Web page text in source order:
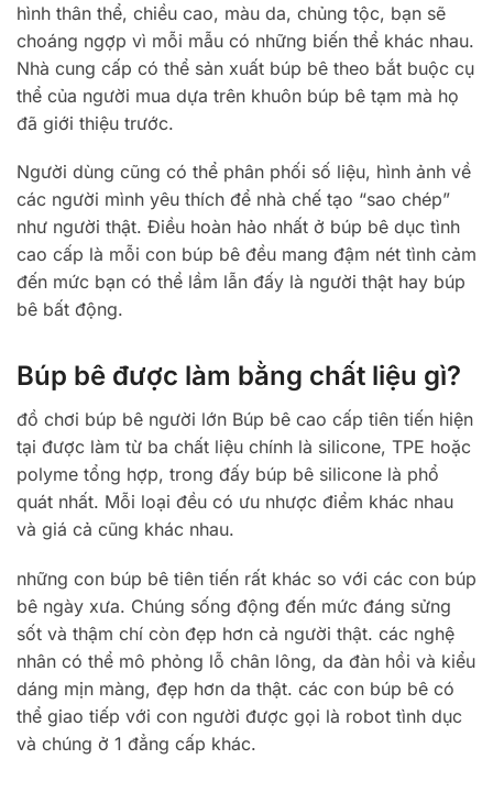
hình thân thể, chiều cao, màu da, chủng tộc, bạn sẽ
choáng ngợp vì mỗi mẫu có những biến thể khác nhau.
Nhà cung cấp có thể sản xuất búp bê theo bắt buộc cụ
thể của người mua dựa trên khuôn búp bê tạm mà họ
đã giới thiệu trước.
Người dùng cũng có thể phân phối số liệu, hình ảnh về
các người mình yêu thích để nhà chế tạo “sao chép”
như người thật. Điều hoàn hảo nhất ở búp bê dục tình
cao cấp là mỗi con búp bê đều mang đậm nét tình cảm
đến mức bạn có thể lầm lẫn đấy là người thật hay búp
bê bất động.
Búp bê được làm bằng chất liệu gì?
đồ chơi búp bê người lớn Búp bê cao cấp tiên tiến hiện
tại được làm từ ba chất liệu chính là silicone, TPE hoặc
polyme tổng hợp, trong đấy búp bê silicone là phổ
quát nhất. Mỗi loại đều có ưu nhược điểm khác nhau
và giá cả cũng khác nhau.
những con búp bê tiên tiến rất khác so với các con búp
bê ngày xưa. Chúng sống động đến mức đáng sửng
sốt và thậm chí còn đẹp hơn cả người thật. các nghệ
nhân có thể mô phỏng lỗ chân lông, da đàn hồi và kiểu
dáng mịn màng, đẹp hơn da thật. các con búp bê có
thể giao tiếp với con người được gọi là robot tình dục
và chúng ở 1 đẳng cấp khác.